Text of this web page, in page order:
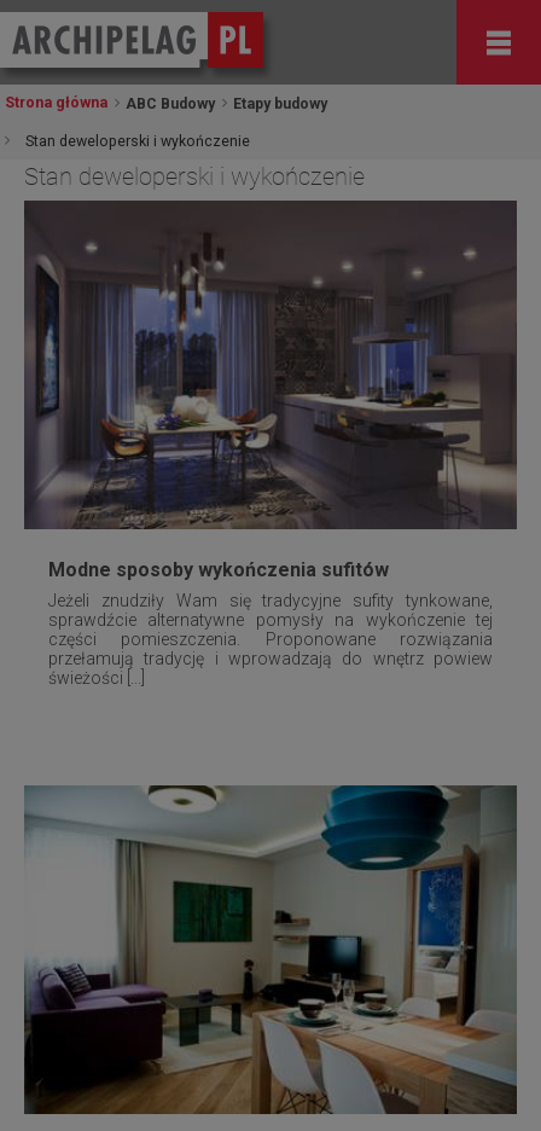
Strona główna ABC Budowy Etapy budowy
Stan deweloperski i wykończenie
Stan deweloperski i wykończenie
Modne sposoby wykończenia sufitów
Jeżeli znudziły Wam się tradycyjne sufity tynkowane,
sprawdźcie alternatywne pomysły na wykończenie tej
części pomieszczenia. Proponowane rozwiązania
przełamują tradycję i wprowadzają do wnętrz powiew
świeżości [...]